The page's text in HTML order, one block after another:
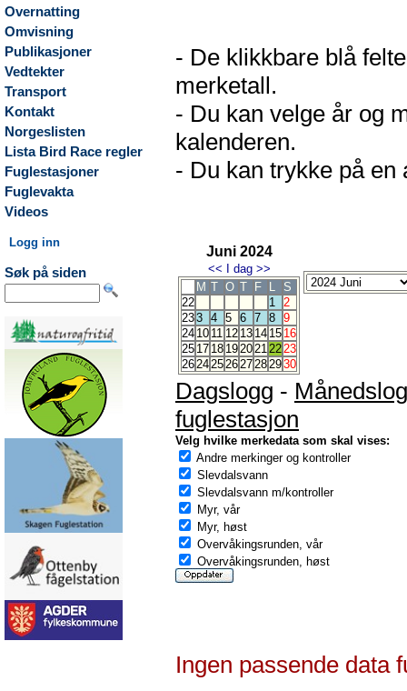
Overnatting
Omvisning
Publikasjoner
Vedtekter
Transport
Kontakt
Norgeslisten
Lista Bird Race regler
Fuglestasjoner
Fuglevakta
Videos
Logg inn
Søk på siden
- De klikkbare blå
merketall.
- Du kan velge år og
kalenderen.
- Du kan trykke på en
Juni 2024
<< I dag >>
M T O T F L
S
22
1 2
233 4 5 6 7 8 9
24 10 11 12 13 14 15 16
25 17 18 1920212223
2624252627282930
Dagslogg -
fuglestasjon
Velg hvilke merkedata som skal vises:
Andre merkinger og kontroller
Slevdalsvann
Slevdalsvann m/kontroller
Myr, vår
Myr, høst
Overvåkingsrunden, vår
Overvåkingsrunden, høst
Ingen passende data